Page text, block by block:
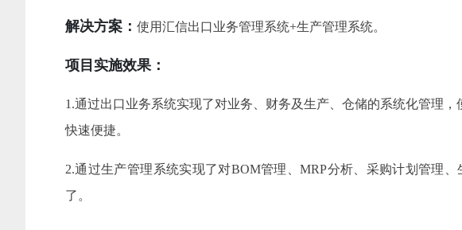
解决方案： 使用汇信出口业务管理系统+生产管理系统。
项目实施效果：
1.通过出口业务系统实现了对业务、财务及生产、仓储的系统化管理
快速便捷。
2.通过生产管理系统实现了对BOM管理、MRP分析、采购计划管理
了。